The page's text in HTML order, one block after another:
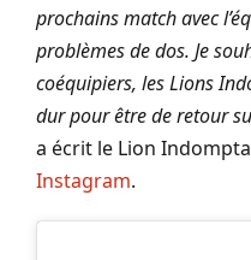
prochains match avec
problèmes de dos. Je
coéquipiers, les Lions
dur pour être de retour
a écrit le Lion
Instagram.